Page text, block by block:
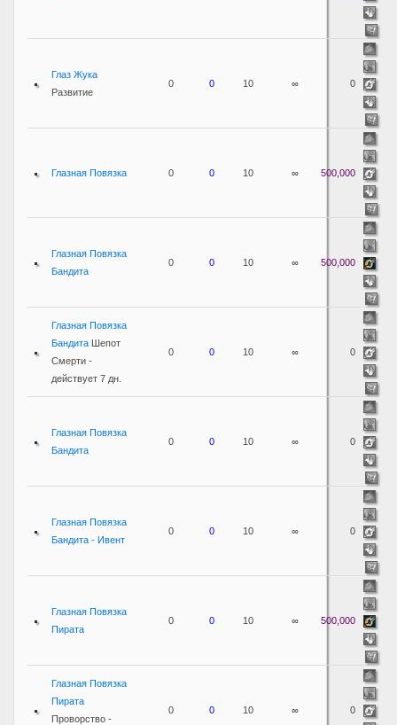
Глаз Жука
Развитие
0 0 10 ∞ 0
Глазная Повязка 0 0 10 ∞ 500,000
Глазная Повязка
Бандита
0 0 10 ∞ 500,000
Глазная Повязка
Бандита Шепот
Смерти -
действует 7 дн.
0 0 10 ∞ 0
Глазная Повязка
Бандита
0 0 10 ∞ 0
Глазная Повязка
Бандита - Ивент
0 0 10 ∞ 0
Глазная Повязка
Пирата
0 0 10 ∞ 500,000
Глазная Повязка
Пирата
Проворство -
0 0 10 ∞ 0